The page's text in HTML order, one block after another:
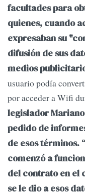
facultades para
quienes, cuando
expresaban su
difusión de sus
medios
usuario podía
por acceder a Wifi
legislador
pedido de
de esos términos.
comenzó a
del contrato en el
se le dio a esos